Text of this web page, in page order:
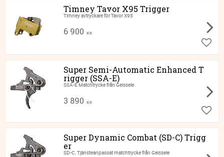
Timney Tavor X95 Trigger
Timney avtryckare för Tavor X95
6 900 KR
Lägg
Super Semi-Automatic Enhanced T
rigger (SSA-E)
SSA-E Matchtrycke från Geissele
3 890 KR
Lägg
Super Dynamic Combat (SD-C) Trigg
er
SD-C, Tjänsteanpassat matchtrycke från Geissele